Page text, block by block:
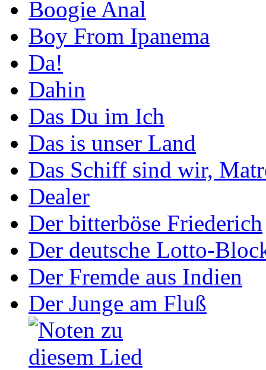
Boogie Anal
Boy From Ipanema
Da!
Dahin
Das Du im Ich
Das is unser Land
Das Schiff sind wir,
Dealer
Der bitterböse Friederich
Der deutsche Lotto-
Der Fremde aus Indien
Der Junge am Fluß